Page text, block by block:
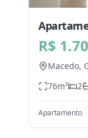
R$
Macedo,
76m² 2
Apartamento